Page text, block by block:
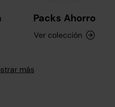
Packs Ahorro
Ver colección
más